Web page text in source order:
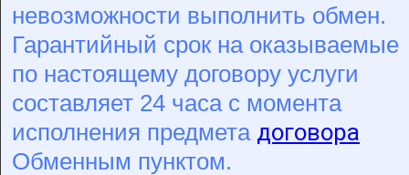
невозможности выполнить обмен.
Гарантийный срок на оказываемые
по настоящему договору услуги
составляет 24 часа с момента
исполнения предмета договора
Обменным пунктом.